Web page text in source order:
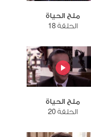
ملح الحياة
الحلقة 18
ملح الحياة
الحلقة 20